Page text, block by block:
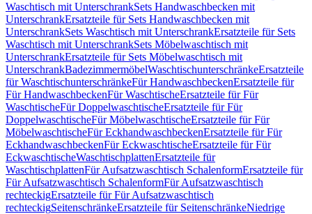
Waschtisch mit UnterschrankSets Handwaschbecken mit
UnterschrankErsatzteile für Sets Handwaschbecken mit
UnterschrankSets Waschtisch mit UnterschrankErsatzteile für Sets
Waschtisch mit UnterschrankSets Möbelwaschtisch mit
UnterschrankErsatzteile für Sets Möbelwaschtisch mit
UnterschrankBadezimmermöbelWaschtischunterschränkeErsatzteile
für WaschtischunterschränkeFür HandwaschbeckenErsatzteile für
Für HandwaschbeckenFür WaschtischeErsatzteile für Für
WaschtischeFür DoppelwaschtischeErsatzteile für Für
DoppelwaschtischeFür MöbelwaschtischeErsatzteile für Für
MöbelwaschtischeFür EckhandwaschbeckenErsatzteile für Für
EckhandwaschbeckenFür EckwaschtischeErsatzteile für Für
EckwaschtischeWaschtischplattenErsatzteile für
WaschtischplattenFür Aufsatzwaschtisch SchalenformErsatzteile für
Für Aufsatzwaschtisch SchalenformFür Aufsatzwaschtisch
rechteckigErsatzteile für Für Aufsatzwaschtisch
rechteckigSeitenschränkeErsatzteile für SeitenschränkeNiedrige